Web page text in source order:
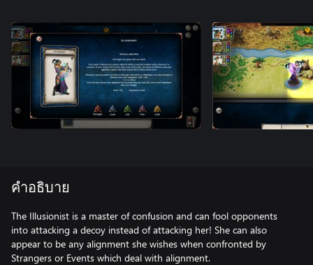
คำอธิบาย
The Illusionist is a master of confusion and can fool opponents
into attacking a decoy instead of attacking her! She can also
appear to be any alignment she wishes when confronted by
Strangers or Events which deal with alignment.